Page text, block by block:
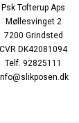
Psk Tofterup Aps
Møllesvinget 2
7200 Grindsted
CVR DK42081094
Telf. 92825111